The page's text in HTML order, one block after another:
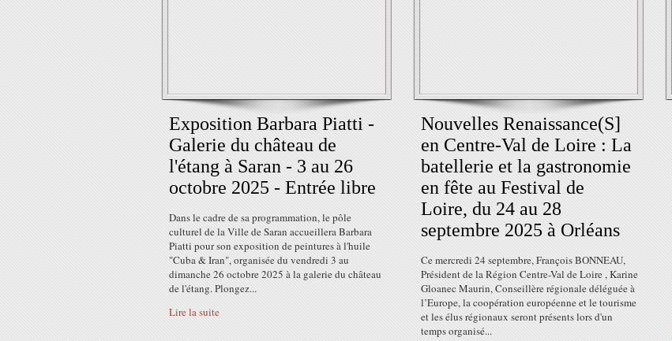
Exposition Barbara Piatti -
Galerie du château de
l'étang à Saran - 3 au 26
octobre 2025 - Entrée libre
Dans le cadre de sa programmation, le pôle
culturel de la Ville de Saran accueillera Barbara
Piatti pour son exposition de peintures à l'huile
"Cuba & Iran", organisée du vendredi 3 au
dimanche 26 octobre 2025 à la galerie du château
de l'étang. Plongez...
Lire la suite
Nouvelles Renaissance(S]
en Centre-Val de Loire : La
batellerie et la gastronomie
en fête au Festival de
Loire, du 24 au 28
septembre 2025 à Orléans
Ce mercredi 24 septembre, François BONNEAU,
Président de la Région Centre-Val de Loire , Karine
Gloanec Maurin, Conseillère régionale déléguée à
l’Europe, la coopération européenne et le tourisme
et les élus régionaux seront présents lors d'un
temps organisé...